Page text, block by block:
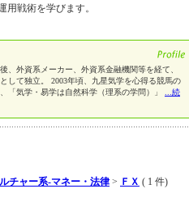
用戦術を学びます。
、外資系メーカー、外資系金融機関等を経て、
して独立。 2003年頃、九星気学を心得る競馬の
「気学・易学は自然科学（理系の学問）」
...続
チャー系-マネー・法律> ＦＸ ( 1 件)